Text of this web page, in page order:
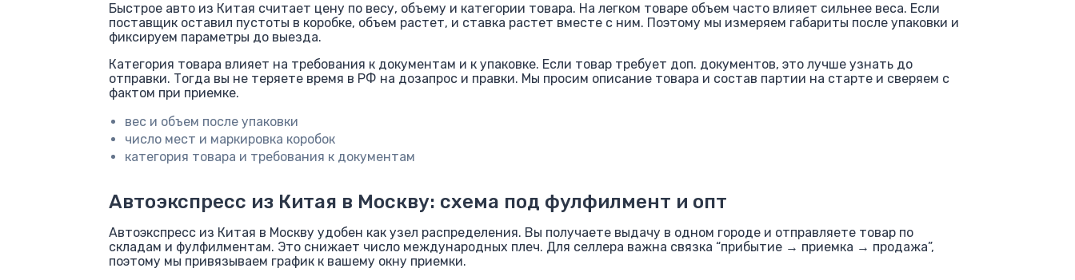
Быстрое авто из Китая считает цену по весу, объему и категории товара. На легком товаре объем часто влияет сильнее веса. Если
поставщик оставил пустоты в коробке, объем растет, и ставка растет вместе с ним. Поэтому мы измеряем габариты после упаковки и
фиксируем параметры до выезда.
Категория товара влияет на требования к документам и к упаковке. Если товар требует доп. документов, это лучше узнать до
отправки. Тогда вы не теряете время в РФ на дозапрос и правки. Мы просим описание товара и состав партии на старте и сверяем с
фактом при приемке.
вес и объем после упаковки
число мест и маркировка коробок
категория товара и требования к документам
Автоэкспресс из Китая в Москву: схема под фулфилмент и опт
Автоэкспресс из Китая в Москву удобен как узел распределения. Вы получаете выдачу в одном городе и отправляете товар по
складам и фулфилментам. Это снижает число международных плеч. Для селлера важна связка “прибытие → приемка → продажа”,
поэтому мы привязываем график к вашему окну приемки.